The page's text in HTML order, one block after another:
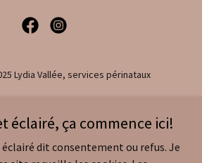
Lydia Vallée, services périnataux
Naissance
Cours prénataux
en mouvement
éclairé, ça commence ici!
dit consentement ou refus. Je